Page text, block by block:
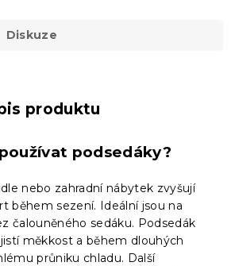
Diskuze
produktu
podsedáky?
nebo zahradní nábytek zvyšují
během sezení. Ideální jsou na
čalouněného sedáku. Podsedák
měkkost a během dlouhých
průniku chladu. Další